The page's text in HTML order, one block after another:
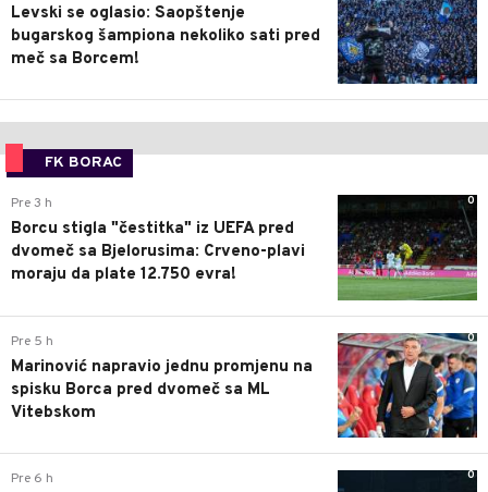
Levski se oglasio: Saopštenje
bugarskog šampiona nekoliko sati pred
meč sa Borcem!
FK BORAC
0
Pre 3 h
Borcu stigla "čestitka" iz UEFA pred
dvomeč sa Bjelorusima: Crveno-plavi
moraju da plate 12.750 evra!
0
Pre 5 h
Marinović napravio jednu promjenu na
spisku Borca pred dvomeč sa ML
Vitebskom
0
Pre 6 h